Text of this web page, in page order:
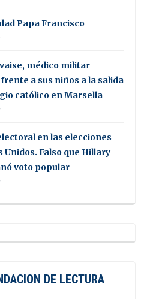
Papa Francisco
médico militar
a sus niños a la salida
católico en Marsella
en las elecciones
Unidos. Falso que Hillary
voto popular
DE LECTURA